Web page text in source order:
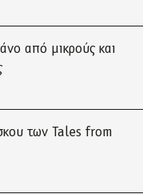
από μικρούς και
των Tales from